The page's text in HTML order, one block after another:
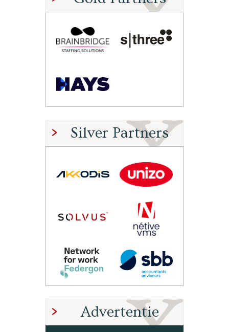
Silver Partners
Advertentie